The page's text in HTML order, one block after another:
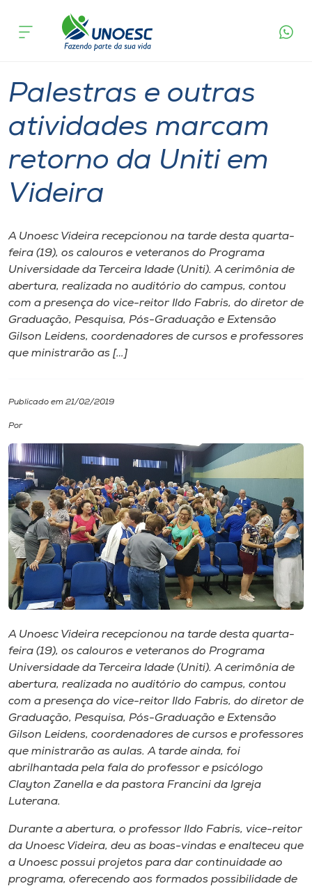
Cursos
Pesquisa
Atendimento ao Estudante
Portal de Ensino
A
Unoesc
Internacionalização
I.nova
Cultura
CPA
Biblioteca
Editora
Rádio
Museu
Unoesc
Store
Selecione
o idioma
A+
A-
acontece
Palestras e outras
atividades marcam
retorno da Uniti em
Videira
A Unoesc Videira recepcionou na tarde desta quarta-
feira (19), os calouros e veteranos do Programa
Universidade da Terceira Idade (Uniti). A cerimônia de
abertura, realizada no auditório do campus, contou
com a presença do vice-reitor Ildo Fabris, do diretor de
Graduação, Pesquisa, Pós-Graduação e Extensão
Gilson Leidens, coordenadores de cursos e professores
que ministrarão as […]
Publicado em 21/02/2019
Por
A Unoesc Videira recepcionou na tarde desta quarta-
feira (19), os calouros e veteranos do Programa
Universidade da Terceira Idade (Uniti). A cerimônia de
abertura, realizada no auditório do campus, contou
com a presença do vice-reitor Ildo Fabris, do diretor de
Graduação, Pesquisa, Pós-Graduação e Extensão
Gilson Leidens, coordenadores de cursos e professores
que ministrarão as aulas. A tarde ainda, foi
abrilhantada pela fala do professor e psicólogo
Clayton Zanella e da pastora Francini da Igreja
Luterana.
Durante a abertura, o professor Ildo Fabris, vice-reitor
da Unoesc Videira, deu as boas-vindas e enalteceu que
a Unoesc possui projetos para dar continuidade ao
programa, oferecendo aos formados possibilidade de